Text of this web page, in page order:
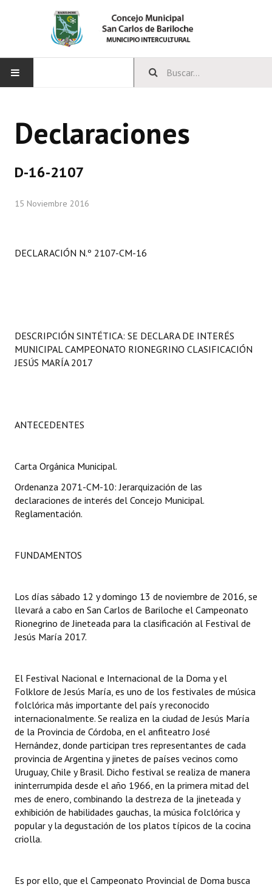
CONCEJO
Constitución Nacional
Constitución Provincial
Organigrama
DOCUMENTOS
Informes de Gestión
Actas de Sesión
Informes de Unidad Coordinadora
NORMATIVA
Comunicaciones
Declaraciones
Resoluciones
Resoluciones de Presidencia
INSTITUCIONAL
Noticias Destacadas
Declaraciones
D-16-2107
15 Noviembre 2016
DECLARACIÓN N.º 2107-CM-16
DESCRIPCIÓN SINTÉTICA: SE DECLARA DE INTERÉS
MUNICIPAL CAMPEONATO RIONEGRINO CLASIFICACIÓN
JESÚS MARÍA 2017
ANTECEDENTES
Carta Orgánica Municipal.
Ordenanza 2071-CM-10: Jerarquización de las
declaraciones de interés del Concejo Municipal.
Reglamentación.
FUNDAMENTOS
Los días sábado 12 y domingo 13 de noviembre de 2016, se
llevará a cabo en San Carlos de Bariloche el Campeonato
Rionegrino de Jineteada para la clasificación al Festival de
Jesús María 2017.
El Festival Nacional e Internacional de la Doma y el
Folklore de Jesús María, es uno de los festivales de música
folclórica más importante del país y reconocido
internacionalmente. Se realiza en la ciudad de Jesús María
de la Provincia de Córdoba, en el anfiteatro José
Hernández, donde participan tres representantes de cada
provincia de Argentina y jinetes de países vecinos como
Uruguay, Chile y Brasil. Dicho festival se realiza de manera
ininterrumpida desde el año 1966, en la primera mitad del
mes de enero, combinando la destreza de la jineteada y
exhibición de habilidades gauchas, la música folclórica y
popular y la degustación de los platos típicos de la cocina
criolla.
Es por ello, que el Campeonato Provincial de Doma busca